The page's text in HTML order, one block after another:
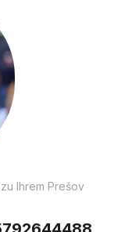
Ihrem Prešov